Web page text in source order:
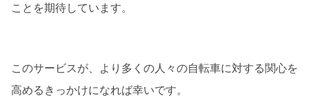
ことを期待しています。
このサービスが、より多くの人々の自転車に対する関心を
高めるきっかけになれば幸いです。